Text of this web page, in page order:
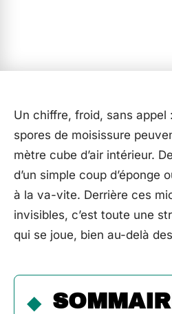
Un chiffre, froid, sans appel
spores de moisissure
mètre cube d’air intérieur.
d’un simple coup d’éponge
à la va-vite. Derrière ces
invisibles, c’est toute une
qui se joue, bien au-delà